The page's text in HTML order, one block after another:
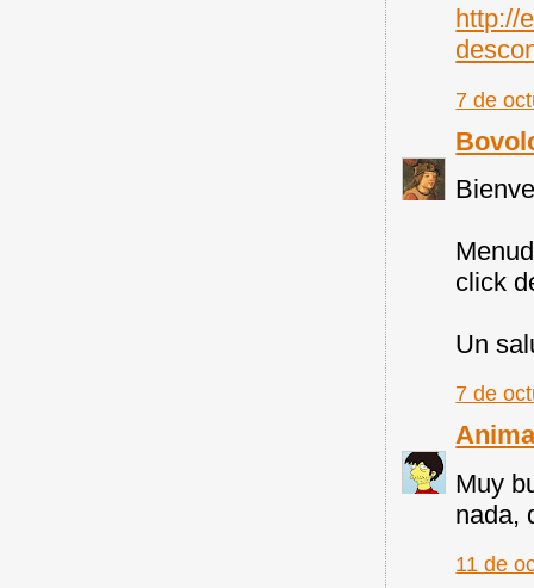
http://
7 de
click
Un
7 de
Muy
nada,
11 de